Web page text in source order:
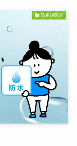
防水補聴器